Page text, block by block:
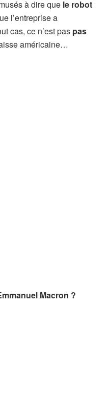
à dire que le robot
l’entreprise a
cas, ce n’est pas pas
américaine…
Macron ?